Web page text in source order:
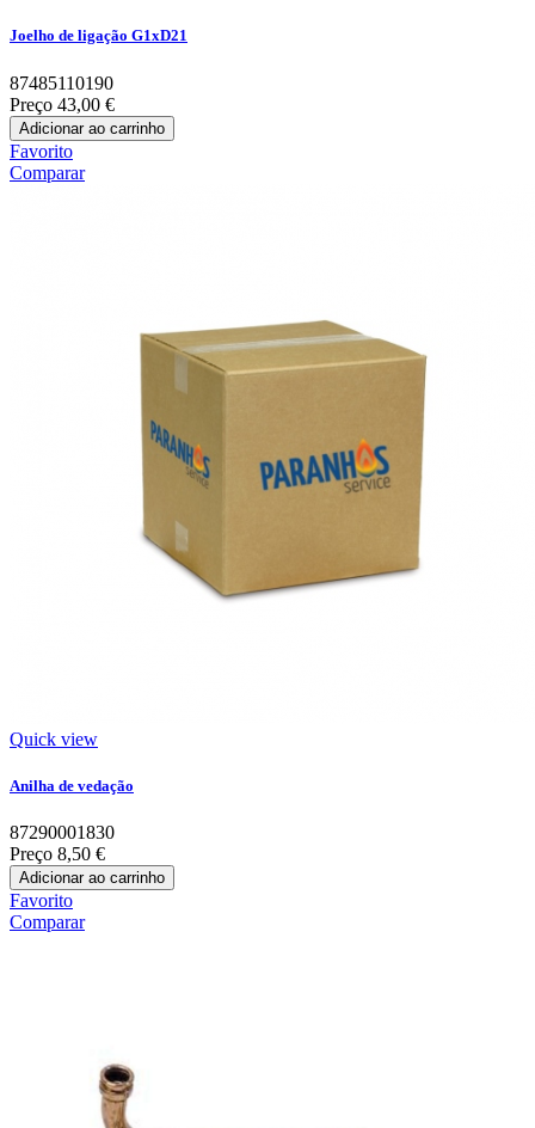
Joelho de ligação G1xD21
87485110190
Preço 43,00 €
Adicionar ao carrinho
Favorito
Comparar
Quick view
Anilha de vedação
87290001830
Preço 8,50 €
Adicionar ao carrinho
Favorito
Comparar